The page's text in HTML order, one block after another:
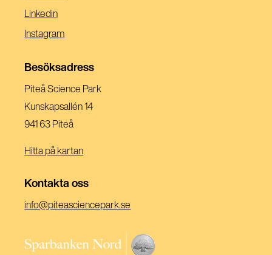
Linkedin(Öppnas
Nytt
Instagram(Öppnas
Ett
Besöksadress
Piteå Science Park
Kunskapsallén 14
941 63 Piteå
Hitta på kartan
Kontakta oss
info@piteasciencepark.se
ett
nytt
(Öppnas